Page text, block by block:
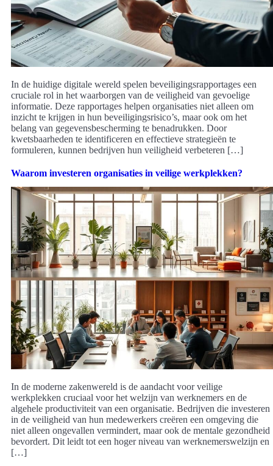
In de huidige digitale wereld spelen beveiligingsrapportages een
cruciale rol in het waarborgen van de veiligheid van gevoelige
informatie. Deze rapportages helpen organisaties niet alleen om
inzicht te krijgen in hun beveiligingsrisico’s, maar ook om het
belang van gegevensbescherming te benadrukken. Door
kwetsbaarheden te identificeren en effectieve strategieën te
formuleren, kunnen bedrijven hun veiligheid verbeteren […]
Waarom investeren organisaties in veilige werkplekken?
In de moderne zakenwereld is de aandacht voor veilige
werkplekken cruciaal voor het welzijn van werknemers en de
algehele productiviteit van een organisatie. Bedrijven die investeren
in de veiligheid van hun medewerkers creëren een omgeving die
niet alleen ongevallen vermindert, maar ook de mentale gezondheid
bevordert. Dit leidt tot een hoger niveau van werknemerswelzijn en
[…]